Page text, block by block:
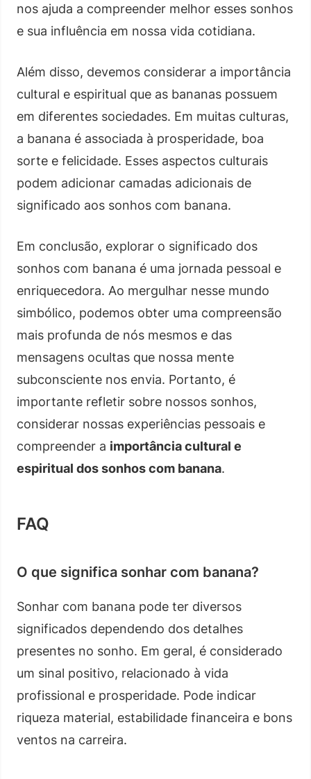
nos ajuda a compreender melhor esses sonhos
e sua influência em nossa vida cotidiana.
Além disso, devemos considerar a importância
cultural e espiritual que as bananas possuem
em diferentes sociedades. Em muitas culturas,
a banana é associada à prosperidade, boa
sorte e felicidade. Esses aspectos culturais
podem adicionar camadas adicionais de
significado aos sonhos com banana.
Em conclusão, explorar o significado dos
sonhos com banana é uma jornada pessoal e
enriquecedora. Ao mergulhar nesse mundo
simbólico, podemos obter uma compreensão
mais profunda de nós mesmos e das
mensagens ocultas que nossa mente
subconsciente nos envia. Portanto, é
importante refletir sobre nossos sonhos,
considerar nossas experiências pessoais e
compreender a importância cultural e
espiritual dos sonhos com banana.
FAQ
O que significa sonhar com banana?
Sonhar com banana pode ter diversos
significados dependendo dos detalhes
presentes no sonho. Em geral, é considerado
um sinal positivo, relacionado à vida
profissional e prosperidade. Pode indicar
riqueza material, estabilidade financeira e bons
ventos na carreira.